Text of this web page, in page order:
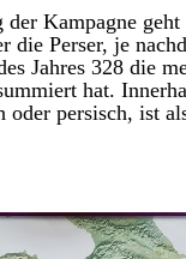
der Kampagne
die Perser, je
Jahres 328 die
hat.
oder persisch, ist